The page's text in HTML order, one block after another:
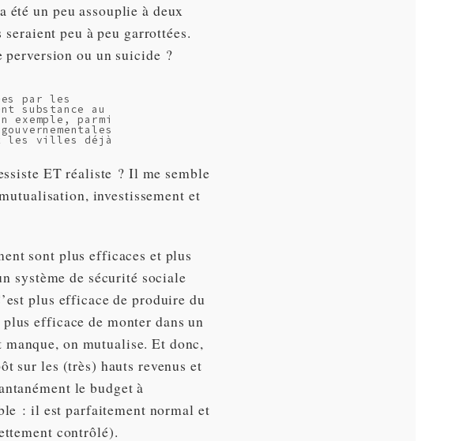
un peu assouplie à deux
peu à peu garrottées.
perversion ou un suicide ?
par les
substance au
exemple, parmi
les villes déjà
ET réaliste ? Il me semble
investissement et
sont plus efficaces et plus
système de sécurité sociale
plus efficace de produire du
efficace de monter dans un
on mutualise. Et donc,
sur les (très) hauts revenus et
le budget à
: il est parfaitement normal et
contrôlé).